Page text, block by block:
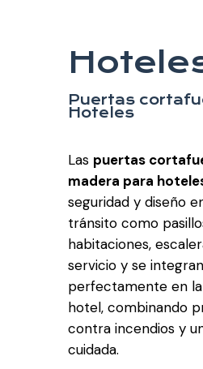
Puertas
Hoteles
Las puertas
madera para
seguridad y diseño
tránsito como
habitaciones,
servicio y se integran
perfectamente en
hotel, combinando
contra incendios y
cuidada.